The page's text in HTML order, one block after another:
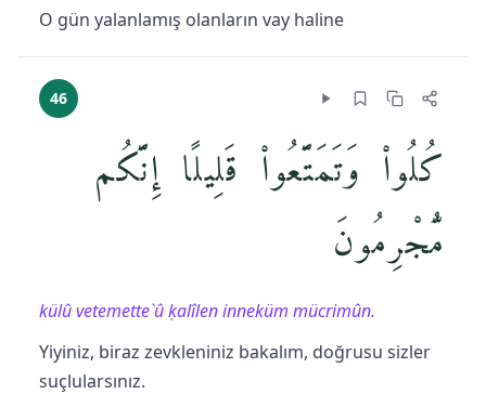
O gün yalanlamış olanların vay haline
46
كُلُوا۟ وَتَمَتَّعُوا۟ قَلِيلًا إِنَّكُم
مُّجْرِمُونَ
külû vetemette`û ḳalîlen inneküm mücrimûn.
Yiyiniz, biraz zevkleniniz bakalım, doğrusu sizler
suçlularsınız.